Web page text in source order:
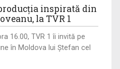
inspirată din
la TVR 1
16.00, TVR 1 îi invită pe
în Moldova lui Ștefan cel